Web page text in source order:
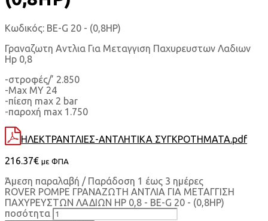
Κωδικός: BE-G 20 - (0,8HP)
Γραναζωτη Αντλια Για Μεταγγιση Παχυρευστων Λαδιων
Hp 0,8
-στροφές/’ 2.850
-Max MY 24
-πίεση max 2 bar
-παροχή max 1.750
ΗΛΕΚΤΡΑΝΤΛΙΕΣ-ΑΝΤΛΗΤΙΚΑ ΣΥΓΚΡΟΤΗΜΑΤΑ.pdf
216.37€ με ΦΠΑ
Άμεση παραλαβή / Παράδοση 1 έως 3 ημέρες
ROVER POMPE ΓΡΑΝΑΖΩΤΗ ΑΝΤΛΙΑ ΓΙΑ ΜΕΤΑΓΓΙΣΗ
ΠΑΧΥΡΕΥΣΤΩΝ ΛΑΔΙΩΝ HP 0,8 - BE-G 20 - (0,8HP)
ποσότητα